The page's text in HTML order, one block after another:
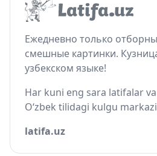
Ежедневно только
смешные картинки.
узбекском языке!
Har kuni eng sara latifalar
O‘zbek tilidagi kulgu
latifa.uz